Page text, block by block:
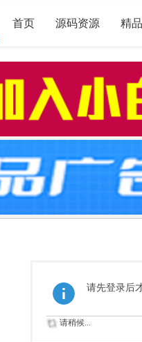
首页 源码资源 精
请先登录后
请稍候...